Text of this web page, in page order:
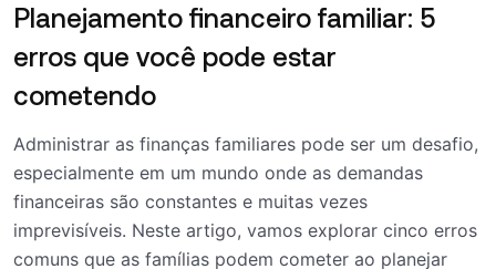
Planejamento financeiro familiar: 5
erros que você pode estar
cometendo
Administrar as finanças familiares pode ser um desafio,
especialmente em um mundo onde as demandas
financeiras são constantes e muitas vezes
imprevisíveis. Neste artigo, vamos explorar cinco erros
comuns que as famílias podem cometer ao planejar